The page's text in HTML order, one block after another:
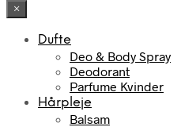
×
Dufte
Deo & Body Spray
Deodorant
Parfume Kvinder
Hårpleje
Balsam